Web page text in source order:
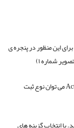
این منظور در پنجره ی
در قسمت Enable logging و در کادر Active log format می توان نوع ثبت
با انتخاب گزینه های